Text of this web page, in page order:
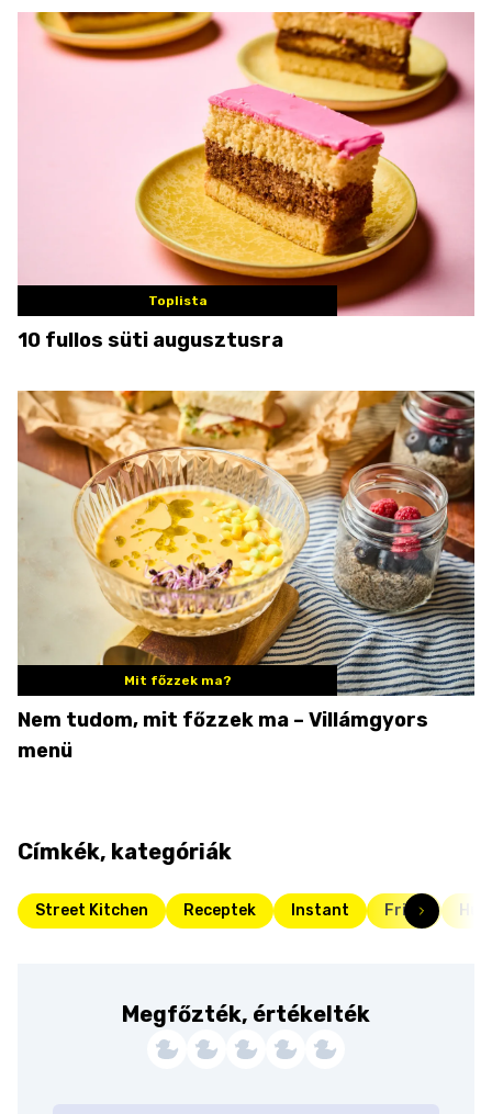
Toplista
10 fullos süti augusztusra
Mit főzzek ma?
Nem tudom, mit főzzek ma – Villámgyors
menü
Címkék, kategóriák
Street Kitchen Receptek Instant Friss
Megfőzték, értékelték